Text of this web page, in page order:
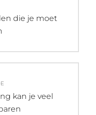
die je moet
kan je veel